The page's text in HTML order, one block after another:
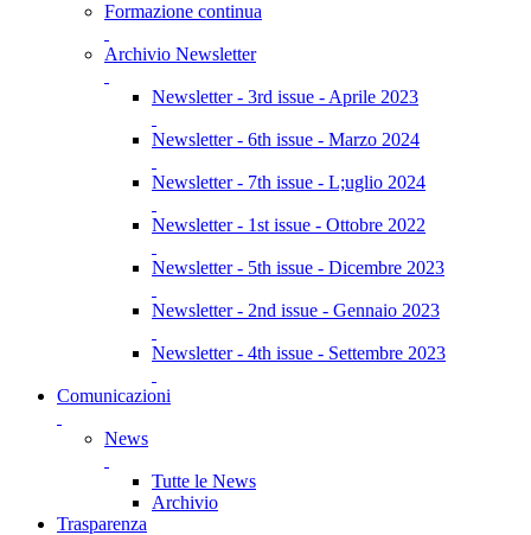
Formazione continua
Archivio Newsletter
Newsletter - 3rd issue - Aprile 2023
Newsletter - 6th issue - Marzo 2024
Newsletter - 7th issue - L;uglio 2024
Newsletter - 1st issue - Ottobre 2022
Newsletter - 5th issue - Dicembre 2023
Newsletter - 2nd issue - Gennaio 2023
Newsletter - 4th issue - Settembre 2023
Comunicazioni
News
Tutte le News
Archivio
Trasparenza